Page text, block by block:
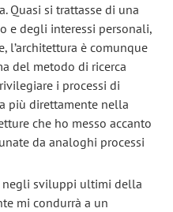
Quasi si trattasse di una
e degli interessi personali,
l’architettura è comunque
del metodo di ricerca
i processi di
più direttamente nella
che ho messo accanto
da analoghi processi
negli sviluppi ultimi della
mi condurrà a un